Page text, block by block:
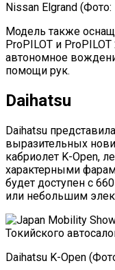
Nissan Elgrand
Модель также
ProPILOT и
автономное
помощи рук.
Daihatsu
Daihatsu
выразительных
кабриолет K-Open,
характерными
будет доступен с
или небольшим
Daihatsu K-Open